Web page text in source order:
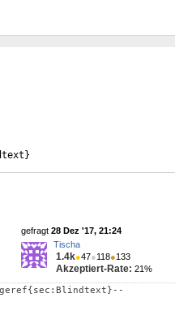
}
gefragt 28 Dez '17, 21:24
Tischa
1.4k●47●118●133
Akzeptiert-Rate: 21%